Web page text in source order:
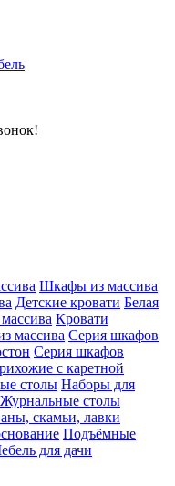
Шкафы из массива
Детские кровати Белая
Кровати
массива Серия шкафов
Серия шкафов
с каретной
столы Наборы для
Журнальные столы
скамьи, лавки
Подъёмные
для дачи